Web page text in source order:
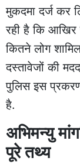
मुकदमा दर्ज कर
रही है कि आखिर
कितने लोग
दस्तावेजों की
पुलिस इस
है.
अभिमन्यु
पूरे तथ्य